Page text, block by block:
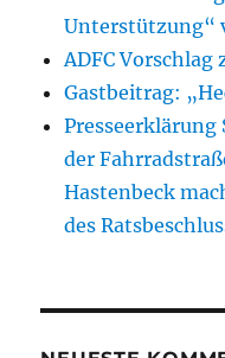
Unterstützung“
ADFC Vorschlag
Gastbeitrag:
Presseerklärung
der
Hastenbeck
des